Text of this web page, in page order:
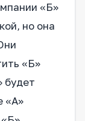
«Б»
но она
«Б»
будет
«А»